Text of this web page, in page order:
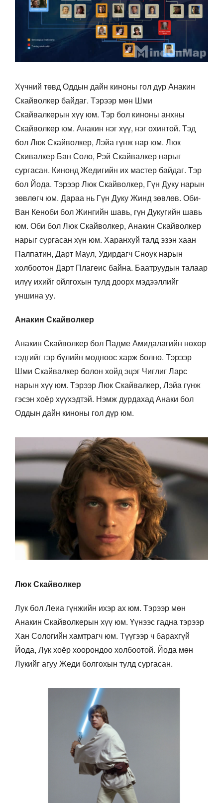
Хүчний төвд Оддын дайн киноны гол дүр Анакин
Скайволкер байдаг. Тэрээр мөн Шми
Скайвалкерын хүү юм. Тэр бол киноны анхны
Скайволкер юм. Анакин нэг хүү, нэг охинтой. Тэд
бол Люк Скайволкер, Лэйа гүнж нар юм. Люк
Скивалкер Бан Соло, Рэй Скайвалкер нарыг
сургасан. Кинонд Жедигийн их мастер байдаг. Тэр
бол Йода. Тэрээр Люк Скайволкер, Гүн Дуку нарын
зөвлөгч юм. Дараа нь Гүн Дуку Жинд зөвлөв. Оби-
Ван Кеноби бол Жингийн шавь, гүн Дукугийн шавь
юм. Оби бол Люк Скайволкер, Анакин Скайволкер
нарыг сургасан хүн юм. Харанхуй талд эзэн хаан
Палпатин, Дарт Маул, Удирдагч Сноук нарын
холбоотон Дарт Плагеис байна. Баатруудын талаар
илүү ихийг ойлгохын тулд доорх мэдээллийг
уншина уу.
Анакин Скайволкер
Анакин Скайволкер бол Падме Амидалагийн нөхөр
гэдгийг гэр бүлийн модноос харж болно. Тэрээр
Шми Скайвалкер болон хойд эцэг Чиглиг Ларс
нарын хүү юм. Тэрээр Люк Скайвалкер, Лэйа гүнж
гэсэн хоёр хүүхэдтэй. Нэмж дурдахад Анаки бол
Оддын дайн киноны гол дүр юм.
Люк Скайволкер
Лук бол Леиа гүнжийн ихэр ах юм. Тэрээр мөн
Анакин Скайволкерын хүү юм. Үүнээс гадна тэрээр
Хан Сологийн хамтрагч юм. Түүгээр ч барахгүй
Йода, Лук хоёр хоорондоо холбоотой. Йода мөн
Лукийг агуу Жеди болгохын тулд сургасан.